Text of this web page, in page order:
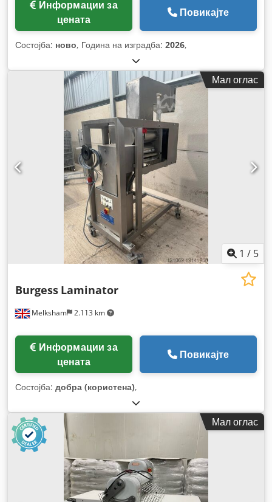
цената
Повикајте
Состојба: ново, Година на изградба: 2026,
Мал оглас
1 / 5
Melksham 2.113 km
Burgess Laminator
цената
Повикајте
Состојба: добра (користена),
Мал оглас